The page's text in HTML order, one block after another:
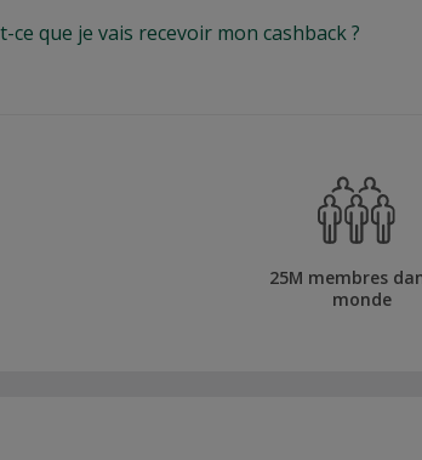
ce que je vais recevoir mon cashback ?
25M membres
monde